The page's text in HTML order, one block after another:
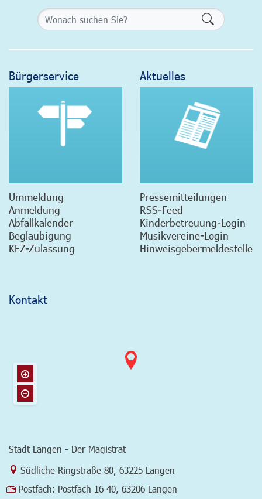
Bürgerservice
Ummeldung
Anmeldung
Abfallkalender
Beglaubigung
KFZ-Zulassung
Aktuelles
Pressemitteilungen
RSS-Feed
Kinderbetreuung-Login
Musikvereine-Login
Hinweisgebermeldestelle
Kontakt
Stadt Langen - Der Magistrat
Link zur Google-Maps Navigation
Südliche Ringstraße 80 63225 Langen
Postfach: Postfach 16 40, 63206 Langen